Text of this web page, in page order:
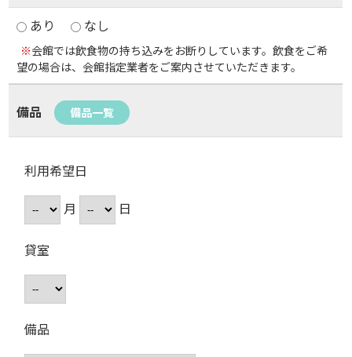
あり
なし
※会館では飲食物の持ち込みをお断りしています。飲食をご希
望の場合は、会館指定業者をご案内させていただきます。
備品 備品一覧
利用希望日
月
日
貸室
備品